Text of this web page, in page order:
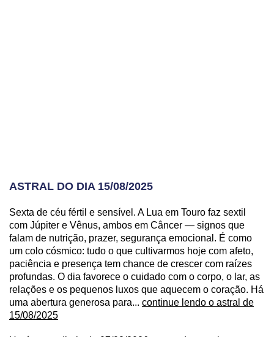
ASTRAL DO DIA 15/08/2025
Sexta de céu fértil e sensível. A Lua em Touro faz sextil
com Júpiter e Vênus, ambos em Câncer — signos que
falam de nutrição, prazer, segurança emocional. É como
um colo cósmico: tudo o que cultivarmos hoje com afeto,
paciência e presença tem chance de crescer com raízes
profundas. O dia favorece o cuidado com o corpo, o lar, as
relações e os pequenos luxos que aquecem o coração. Há
uma abertura generosa para... continue lendo o astral de
15/08/2025